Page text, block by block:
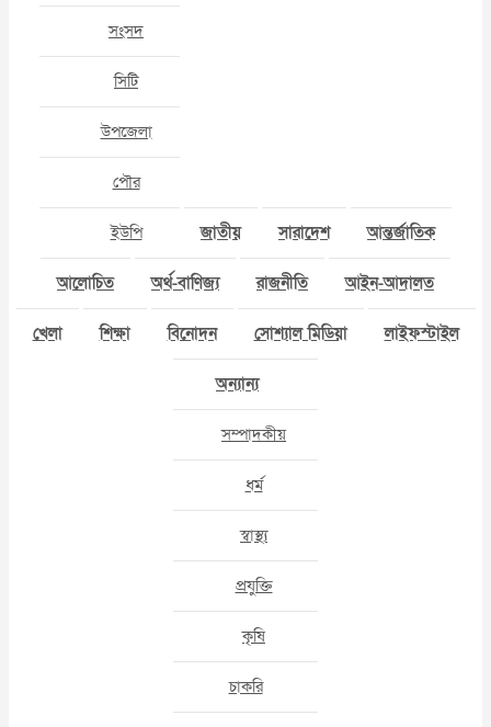
সংসদ
সিটি
উপজেলা
পৌর
ইউপি জাতীয় সারাদেশ আন্তর্জাতিক
আলোচিত অর্থ-বাণিজ্য রাজনীতি আইন-আদালত
খেলা শিক্ষা বিনোদন সোশ্যাল মিডিয়া লাইফস্টাইল
অন্যান্য
সম্পাদকীয়
ধর্ম
স্বাস্থ্য
প্রযুক্তি
কৃষি
চাকরি